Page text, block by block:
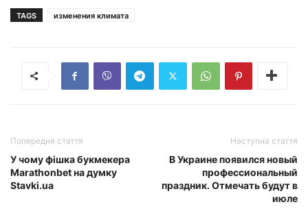
TAGS изменения климата
Попередня стаття
У чому фішка букмекера
Marathonbet на думку
Stavki.ua
Наступна стаття
В Украине появился новый
профессиональный
праздник. Отмечать будут в
июле